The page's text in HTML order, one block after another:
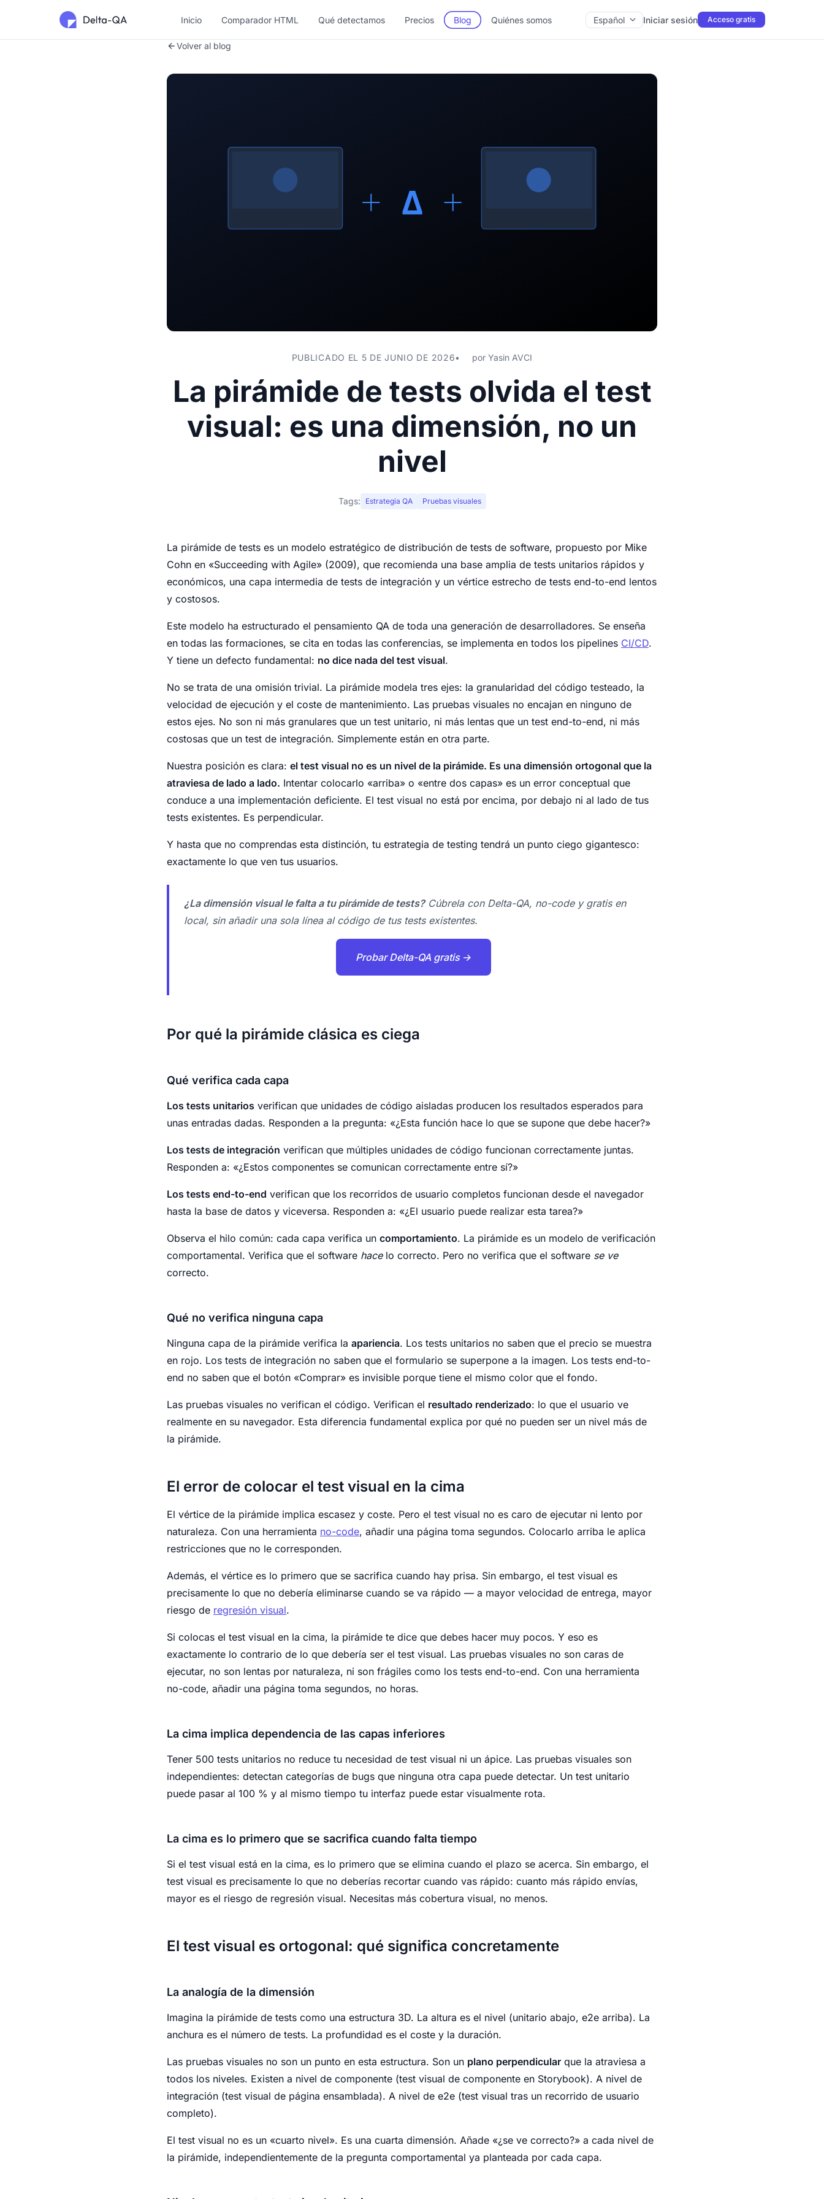
Inicio Comparador HTML Qué detectamos Precios Blog Quiénes somos Español Iniciar sesión Acceso gratis
Volver al blog
PUBLICADO EL 5 DE JUNIO DE 2026 porYasin AVCI
La pirámide de tests olvida el test
visual: es una dimensión, no un
nivel
Tags: Estrategia QA Pruebas visuales
La pirámide de tests es un modelo estratégico de distribución de tests de software, propuesto por Mike
Cohn en «Succeeding with Agile» (2009), que recomienda una base amplia de tests unitarios rápidos y
económicos, una capa intermedia de tests de integración y un vértice estrecho de tests end-to-end lentos
y costosos.
Este modelo ha estructurado el pensamiento QA de toda una generación de desarrolladores. Se enseña
en todas las formaciones, se cita en todas las conferencias, se implementa en todos los pipelines CI/CD.
Y tiene un defecto fundamental: no dice nada del test visual.
No se trata de una omisión trivial. La pirámide modela tres ejes: la granularidad del código testeado, la
velocidad de ejecución y el coste de mantenimiento. Las pruebas visuales no encajan en ninguno de
estos ejes. No son ni más granulares que un test unitario, ni más lentas que un test end-to-end, ni más
costosas que un test de integración. Simplemente están en otra parte.
Nuestra posición es clara: el test visual no es un nivel de la pirámide. Es una dimensión ortogonal que la
atraviesa de lado a lado. Intentar colocarlo «arriba» o «entre dos capas» es un error conceptual que
conduce a una implementación deficiente. El test visual no está por encima, por debajo ni al lado de tus
tests existentes. Es perpendicular.
Y hasta que no comprendas esta distinción, tu estrategia de testing tendrá un punto ciego gigantesco:
exactamente lo que ven tus usuarios.
¿La dimensión visual le falta a tu pirámide de tests?Cúbrela con Delta-QA, no-code y gratis en
local, sin añadir una sola línea al código de tus tests existentes.
Probar Delta-QA gratis →
Por qué la pirámide clásica es ciega
Qué verifica cada capa
Los tests unitarios verifican que unidades de código aisladas producen los resultados esperados para
unas entradas dadas. Responden a la pregunta: «¿Esta función hace lo que se supone que debe hacer?»
Los tests de integración verifican que múltiples unidades de código funcionan correctamente juntas.
Responden a: «¿Estos componentes se comunican correctamente entre sí?»
Los tests end-to-end verifican que los recorridos de usuario completos funcionan desde el navegador
hasta la base de datos y viceversa. Responden a: «¿El usuario puede realizar esta tarea?»
Observa el hilo común: cada capa verifica un comportamiento. La pirámide es un modelo de verificación
comportamental. Verifica que el software hacelo correcto. Pero no verifica que el software se ve
correcto.
Qué no verifica ninguna capa
Ninguna capa de la pirámide verifica la apariencia. Los tests unitarios no saben que el precio se muestra
en rojo. Los tests de integración no saben que el formulario se superpone a la imagen. Los tests end-to-
end no saben que el botón «Comprar» es invisible porque tiene el mismo color que el fondo.
Las pruebas visuales no verifican el código. Verifican el resultado renderizado: lo que el usuario ve
realmente en su navegador. Esta diferencia fundamental explica por qué no pueden ser un nivel más de
la pirámide.
El error de colocar el test visual en la cima
El vértice de la pirámide implica escasez y coste. Pero el test visual no es caro de ejecutar ni lento por
naturaleza. Con una herramienta no-code, añadir una página toma segundos. Colocarlo arriba le aplica
restricciones que no le corresponden.
Además, el vértice es lo primero que se sacrifica cuando hay prisa. Sin embargo, el test visual es
precisamente lo que no debería eliminarse cuando se va rápido — a mayor velocidad de entrega, mayor
riesgo de regresión visual.
Si colocas el test visual en la cima, la pirámide te dice que debes hacer muy pocos. Y eso es
exactamente lo contrario de lo que debería ser el test visual. Las pruebas visuales no son caras de
ejecutar, no son lentas por naturaleza, ni son frágiles como los tests end-to-end. Con una herramienta
no-code, añadir una página toma segundos, no horas.
La cima implica dependencia de las capas inferiores
Tener 500 tests unitarios no reduce tu necesidad de test visual ni un ápice. Las pruebas visuales son
independientes: detectan categorías de bugs que ninguna otra capa puede detectar. Un test unitario
puede pasar al 100 % y al mismo tiempo tu interfaz puede estar visualmente rota.
La cima es lo primero que se sacrifica cuando falta tiempo
Si el test visual está en la cima, es lo primero que se elimina cuando el plazo se acerca. Sin embargo, el
test visual es precisamente lo que no deberías recortar cuando vas rápido: cuanto más rápido envías,
mayor es el riesgo de regresión visual. Necesitas más cobertura visual, no menos.
El test visual es ortogonal: qué significa concretamente
La analogía de la dimensión
Imagina la pirámide de tests como una estructura 3D. La altura es el nivel (unitario abajo, e2e arriba). La
anchura es el número de tests. La profundidad es el coste y la duración.
Las pruebas visuales no son un punto en esta estructura. Son un plano perpendicular que la atraviesa a
todos los niveles. Existen a nivel de componente (test visual de componente en Storybook). A nivel de
integración (test visual de página ensamblada). A nivel de e2e (test visual tras un recorrido de usuario
completo).
El test visual no es un «cuarto nivel». Es una cuarta dimensión. Añade «¿se ve correcto?» a cada nivel de
la pirámide, independientemente de la pregunta comportamental ya planteada por cada capa.